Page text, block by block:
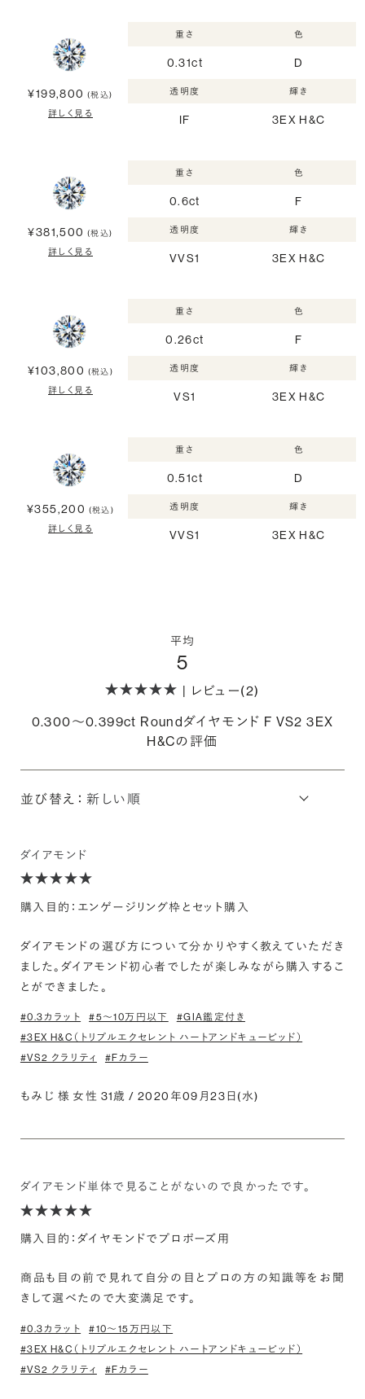
¥199,800 (税込)
詳しく見る
重さ
0.31ct
色
D
透明度
IF
輝き
3EX H&C
¥381,500 (税込)
詳しく見る
重さ
0.6ct
色
F
透明度
VVS1
輝き
3EX H&C
¥103,800 (税込)
詳しく見る
重さ
0.26ct
色
F
透明度
VS1
輝き
3EX H&C
¥355,200 (税込)
詳しく見る
重さ
0.51ct
色
D
透明度
VVS1
輝き
3EX H&C
平均
5
| レビュー(2)
0.300〜0.399ct Roundダイヤモンド F VS2 3EX
H&Cの評価
並び替え：
ダイアモンド
購入目的：エンゲージリング枠とセット購入
ダイアモンドの選び方について分かりやすく教えていただき
ました。ダイアモンド初心者でしたが楽しみながら購入するこ
とができました。
#0.3カラット #5〜10万円以下
#GIA鑑定付き
#3EX H&C（トリプルエクセレント ハートアンドキューピッド）
#VS2 クラリティ
#Fカラー
もみじ 様 女性 31歳 / 2020年09月23日(水)
ダイアモンド単体で見ることがないので良かったです。
購入目的：ダイヤモンドでプロポーズ用
商品も目の前で見れて自分の目とプロの方の知識等をお聞
きして選べたので大変満足です。
#0.3カラット
#10〜15万円以下
#3EX H&C（トリプルエクセレント ハートアンドキューピッド）
#VS2 クラリティ
#Fカラー